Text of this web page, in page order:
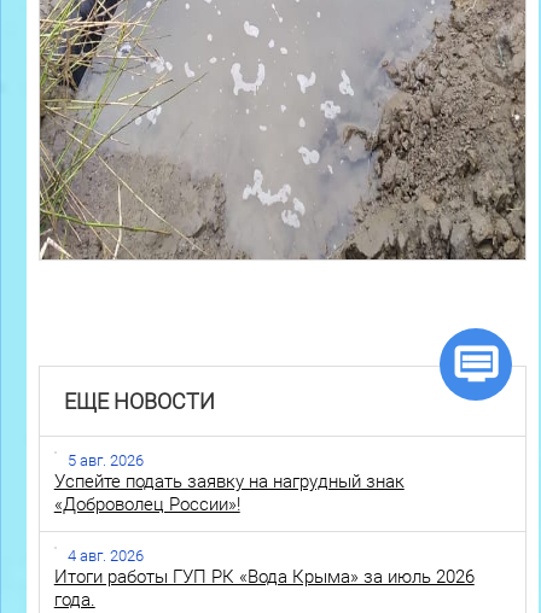
ЕЩЕ НОВОСТИ
5 авг. 2026
Успейте подать заявку на нагрудный знак
«Доброволец России»!
4 авг. 2026
Итоги работы ГУП РК «Вода Крыма» за июль 2026
года.